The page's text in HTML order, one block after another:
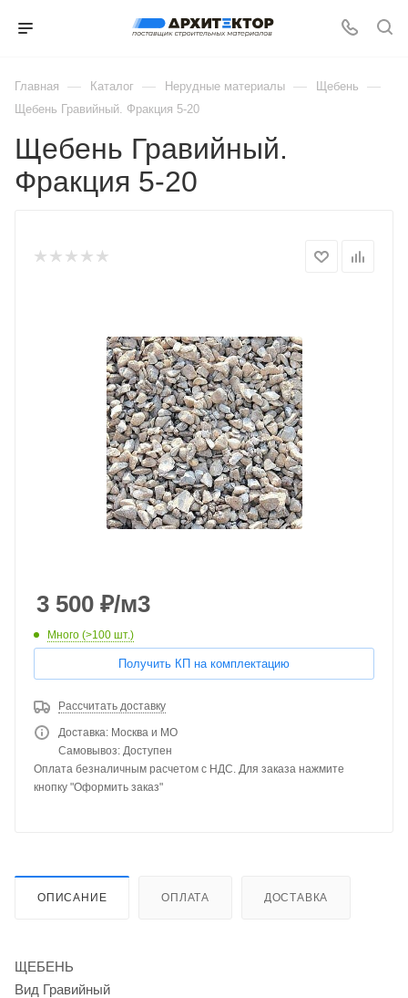
Главная — Каталог — Нерудные материалы — Щебень —
Щебень Гравийный. Фракция 5-20
Щебень Гравийный.
Фракция 5-20
3 500 ₽/м3
Много (>100 шт.)
Получить КП на комплектацию
Рассчитать доставку
Доставка: Москва и МО
Самовывоз: Доступен
Оплата безналичным расчетом с НДС. Для заказа нажмите
кнопку "Оформить заказ"
ОПИСАНИЕ ОПЛАТА ДОСТАВКА
ЩЕБЕНЬ
Вид Гравийный